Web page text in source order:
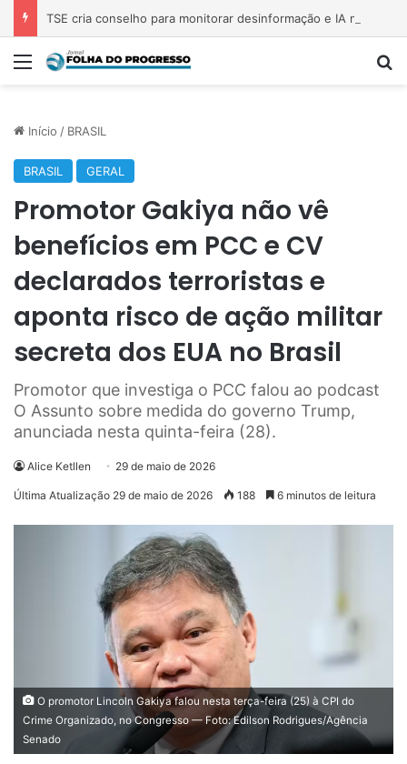
Menu
Início / BRASIL
BRASIL GERAL
Promotor Gakiya não vê
benefícios em PCC e CV
declarados terroristas e
aponta risco de ação militar
secreta dos EUA no Brasil
Promotor que investiga o PCC falou ao podcast
O Assunto sobre medida do governo Trump,
anunciada nesta quinta-feira (28).
Alice Ketllen 29 de maio de 2026
Última Atualização 29 de maio de 2026 188 6 minutos de leitura
O promotor Lincoln Gakiya falou nesta terça-feira (25) à CPI do
Crime Organizado, no Congresso — Foto: Edilson Rodrigues/Agência
Senado